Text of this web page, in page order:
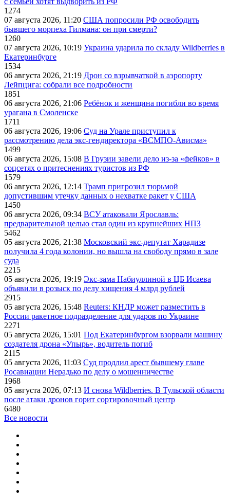
1274
07 августа 2026, 11:20 США попросили РФ освободить
бывшего морпеха Гилмана: он при смерти?
1260
07 августа 2026, 10:19 Украина ударила по складу Wildberries в
Екатеринбурге
1534
06 августа 2026, 21:19 Дрон со взрывчаткой в аэропорту
Лейпцига: собрали все подробности
1851
06 августа 2026, 21:06 Ребёнок и женщина погибли во время
урагана в Смоленске
1711
06 августа 2026, 19:06 Суд на Урале приступил к
рассмотрению дела экс-гендиректора «ВСМПО-Ависма»
1499
06 августа 2026, 15:08 В Грузии завели дело из-за «фейков» в
соцсетях о притеснениях туристов из РФ
1579
06 августа 2026, 12:14 Трамп пригрозил тюрьмой
допустившим утечку данных о нехватке ракет у США
1450
06 августа 2026, 09:34 ВСУ атаковали Ярославль:
предварительной целью стал один из крупнейших НПЗ
5462
05 августа 2026, 21:38 Московский экс-депутат Харадизе
получила 4 года колонии, но вышла на свободу прямо в зале
суда
2215
05 августа 2026, 19:19 Экс-зама Набиуллиной в ЦБ Исаева
объявили в розыск по делу хищения 4 млрд рублей
2915
05 августа 2026, 15:48 Reuters: КНДР может разместить в
России ракетное подразделение для ударов по Украине
2271
05 августа 2026, 15:01 Под Екатеринбургом взорвали машину
создателя дрона «Упырь», водитель погиб
2115
05 августа 2026, 11:03 Суд продлил арест бывшему главе
Росавиации Нерадько по делу о мошенничестве
1968
05 августа 2026, 07:13 И снова Wildberries. В Тульской области
после атаки дронов горит сортировочный центр
6480
Все новости